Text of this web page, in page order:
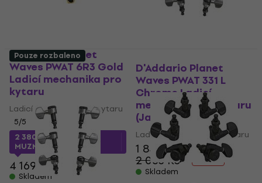
D'Addario Planet
Waves PWAT 6R3 Gold
Ladicí mechanika pro
kytaru
Ladicí mechanika pro kytaru
5/5
2 380 Kčs kódem
MUZMUZ-40
4 169 Kč
Skladem
D'Addario Planet
Waves PWAT 331 L
Chrome Ladicí
mechanika pro kytaru
(Jako nové)
Ladicí mechanika pro kytaru
1 848 Kč
2 063 Kč
- 10 %
Skladem
Pouze rozbaleno